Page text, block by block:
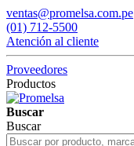
ventas@promelsa.com.pe
(01) 712-5500
Atención al cliente
Proveedores
Productos
Buscar
Buscar